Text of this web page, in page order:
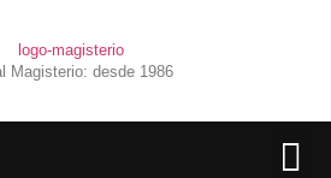
Magisterio: desde 1986